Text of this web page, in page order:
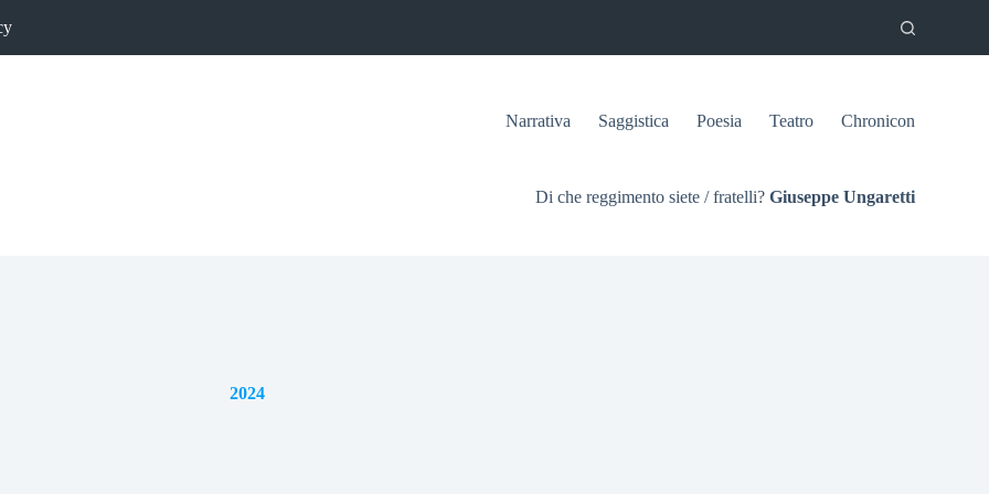
Narrativa Saggistica Poesia Teatro Chronicon
Di che reggimento siete / fratelli? Giuseppe Ungaretti
2024